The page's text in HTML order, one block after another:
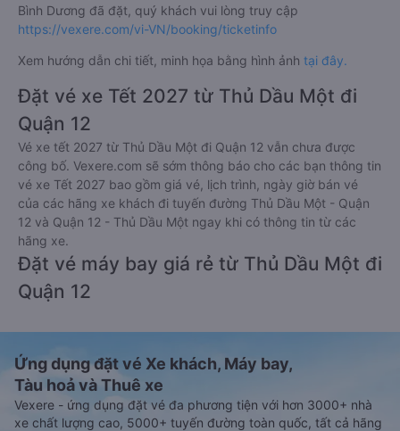
Bình Dương đã đặt, quý khách vui lòng truy cập
https://vexere.com/vi-VN/booking/ticketinfo
Xem hướng dẫn chi tiết, minh họa bằng hình ảnh tại đây.
Đặt vé xe Tết 2027 từ Thủ Dầu Một đi
Quận 12
Vé xe tết 2027 từ Thủ Dầu Một đi Quận 12 vẫn chưa được
công bố. Vexere.com sẽ sớm thông báo cho các bạn thông tin
vé xe Tết 2027 bao gồm giá vé, lịch trình, ngày giờ bán vé
của các hãng xe khách đi tuyến đường Thủ Dầu Một - Quận
12 và Quận 12 - Thủ Dầu Một ngay khi có thông tin từ các
hãng xe.
Đặt vé máy bay giá rẻ từ Thủ Dầu Một đi
Quận 12
Ứng dụng đặt vé Xe khách, Máy bay,
Tàu hoả và Thuê xe
Vexere - ứng dụng đặt vé đa phương tiện với hơn 3000+ nhà
xe chất lượng cao, 5000+ tuyến đường toàn quốc, tất cả hãng